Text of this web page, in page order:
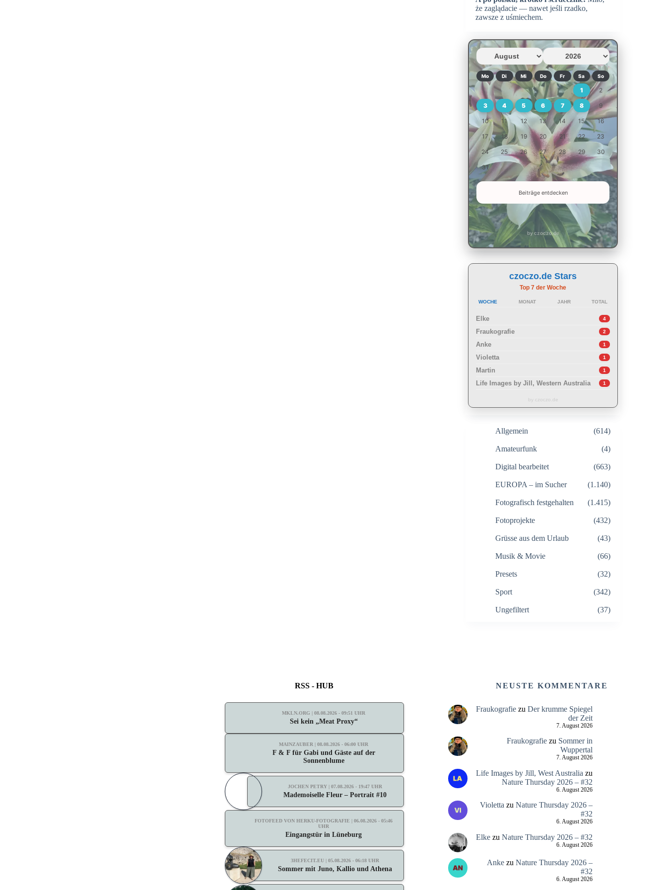
że zaglądacie — nawet jeśli rzadko,
zawsze z uśmiechem.
Mo Di Mi Do Fr Sa So
1 2
3 4 5 6 7 8 9
10 11 12 13 14 15 16
17 18 19 20 21 22 23
24 25 26 27 28 29 30
31
Beiträge entdecken
by czoczo.de
czoczo.de Stars
Top 7 der Woche
WOCHE MONAT JAHR TOTAL
Elke 4
Fraukografie 2
Anke 1
Violetta 1
Martin 1
Life Images by Jill, Western Australia 1
by czoczo.de
Allgemein (614)
Amateurfunk (4)
Digital bearbeitet (663)
EUROPA – im Sucher (1.140)
Fotografisch festgehalten (1.415)
Fotoprojekte (432)
Grüsse aus dem Urlaub (43)
Musik & Movie (66)
Presets (32)
Sport (342)
Ungefiltert (37)
RSS - HUB
MKLN.ORG | 08.08.2026 - 09:51 UHR
Sei kein „Meat Proxy“
MAINZAUBER | 08.08.2026 - 06:00 UHR
F & F für Gabi und Gäste auf der
Sonnenblume
JOCHEN PETRY | 07.08.2026 - 19:47 UHR
Mademoiselle Fleur – Portrait #10
FOTOFEED VON HERKU-FOTOGRAFIE | 06.08.2026 - 05:46
UHR
Eingangstür in Lüneburg
3HEFECIT.EU | 05.08.2026 - 06:18 UHR
Sommer mit Juno, Kallio und Athena
NEUSTE KOMMENTARE
Fraukografiezu Der krumme Spiegel
der Zeit
7. August 2026
Fraukografiezu Sommer in
Wuppertal
7. August 2026
Life Images by Jill, West Australia zu
Nature Thursday 2026 – #32
6. August 2026
Violettazu Nature Thursday 2026 –
#32
6. August 2026
Elkezu Nature Thursday 2026 – #32
6. August 2026
Ankezu Nature Thursday 2026 –
#32
6. August 2026